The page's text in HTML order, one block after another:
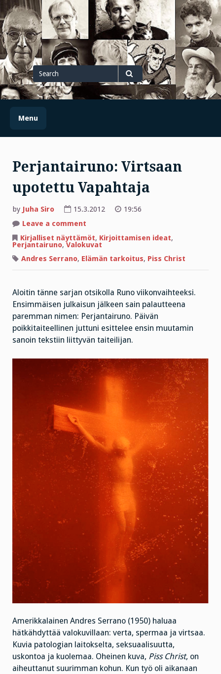
Skip
to
content
Search
for
Search
Menu
Perjantairuno: Virtsaan
upotettu Vapahtaja
by Juha Siro 15.3.2012
19:56
Leave a comment
Virtsaan
upotettu
Kirjalliset näyttämöt, Kirjoittamisen ideat,
Perjantairuno,Valokuvat
Andres Serrano, Elämän tarkoitus, Piss Christ
Aloitin tänne sarjan otsikolla Runo viikonvaihteeksi.
Ensimmäisen julkaisun jälkeen sain palautteena
paremman nimen: Perjantairuno. Päivän
poikkitaiteellinen juttuni esittelee ensin muutamin
sanoin tekstiin liittyvän taiteilijan.
Amerikkalainen Andres Serrano (1950) haluaa
hätkähdyttää valokuvillaan: verta, spermaa ja virtsaa.
Kuvia patologian laitokselta, seksuaalisuutta,
uskontoa ja kuolemaa. Oheinen kuva, Piss Christ, on
aiheuttanut suurimman kohun. Kun työ oli aikanaan